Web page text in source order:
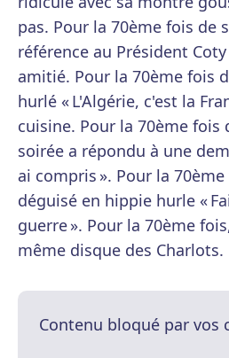
pas. Pour la 70ème fois de
référence au Président
amitié. Pour la 70ème fois
hurlé « L'Algérie, c'est la
cuisine. Pour la 70ème fois
soirée a répondu à une
ai compris ». Pour la
déguisé en hippie hurle «
guerre ». Pour la 70ème
même disque des Charlots.
Contenu bloqué par vos